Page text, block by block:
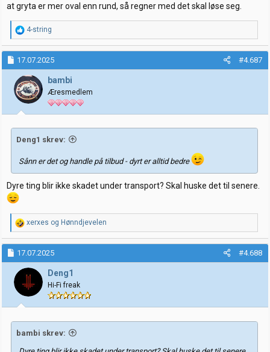
at gryta er mer oval enn rund, så regner med det skal løse seg.
R
e
a
k
j
o
n
e
r
4-string
17.07.2025 #4.687
bambi
Æresmedlem
Deng1 skrev:
Sånn er det og handle på tilbud - dyrt er alltid bedre
Dyre ting blir ikke skadet under transport? Skal huske det til senere.
R
e
a
k
s
j
o
n
e
r
xerxes og Hønndjevelen
17.07.2025 #4.688
Deng1
Hi-Fi freak
bambi skrev: